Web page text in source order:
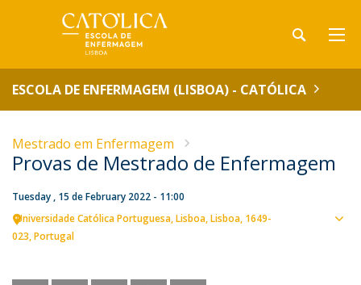
ESCOLA DE ENFERMAGEM (LISBOA) - CATÓLICA
Mestrado em Enfermagem
Provas de Mestrado de Enfermagem
Tuesday , 15 de February 2022 - 11:00
Universidade Católica Portuguesa Lisboa Lisboa 1649-
023 Portugal